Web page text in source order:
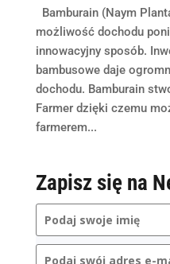
Bamburain (Naym
możliwość dochodu
innowacyjny sposób.
bambusowe daje
dochodu. Bamburain
Farmer dzięki czemu
farmerem...
Zapisz się na